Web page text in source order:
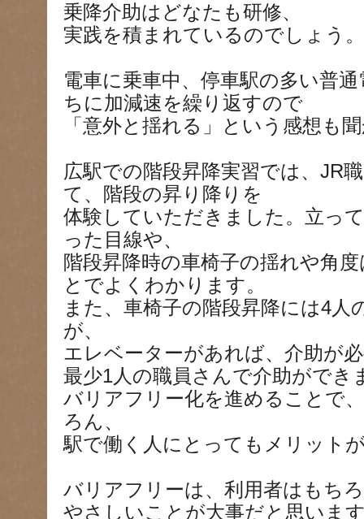
乗降介助はどなたも研修、
実践を積まれているのでしょう
電車に乗車中、停車駅の多い普
ちに加減速を繰り返すので
「意外と揺れる」という感想も
広駅での階段昇降実習では、JR
て、階段の昇り降りを
体験していただきました。立っ
った目線や、
階段昇降時の車椅子の揺れや角
とでよくわかります。
また、車椅子の階段昇降には4人
が、
エレベーターがあれば、介助が
最少1人の職員さんで介助ができ
バリアフリー化を進めることで
ろん、
駅で働く人にとってもメリット
バリアフリーは、利用者はもち
やさしいことが大事だと思いま